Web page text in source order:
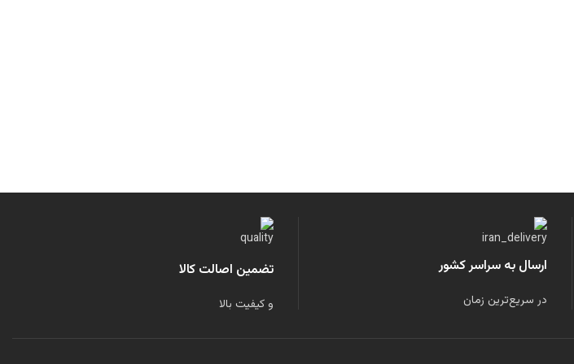
ارسال به سراسر کشور
در سریع‌ترین زمان
تضمین اصالت کالا
و کیفیت بالا